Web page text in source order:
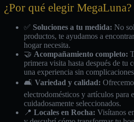
¿Por qué elegir MegaLuna?
✅ Soluciones a tu medida: No
productos, te ayudamos a
hogar necesita.
🤝 Acompañamiento completo:
primera visita hasta después de tu
una experiencia sin
🛋️ Variedad y calidad:
electrodomésticos y artículos para
cuidadosamente seleccionados.
📍 Locales en Rocha: Visítanos